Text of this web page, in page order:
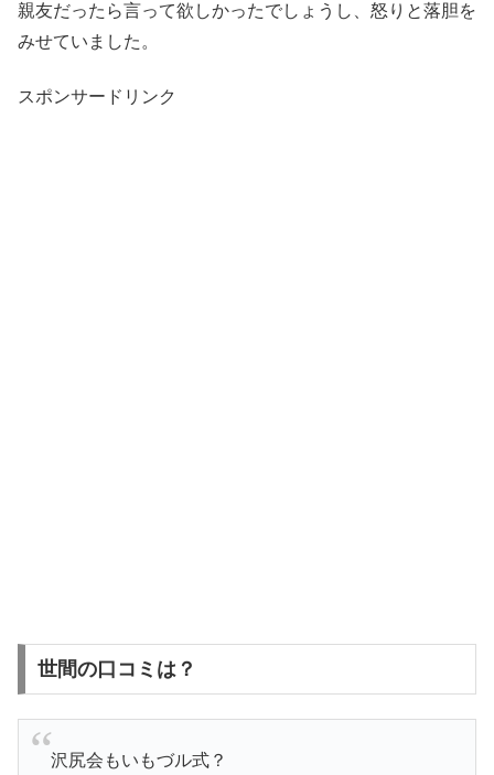
親友だったら言って欲しかったでしょうし、怒りと落胆を
みせていました。
スポンサードリンク
世間の口コミは？
沢尻会もいもづル式？